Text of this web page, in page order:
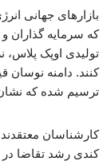
بازارهای جهانی
که سرمایه گذاران
تولیدی اوپک
ترسیم شده که نشان
کارشناسان معتقدند
کندی رشد تقاضا در